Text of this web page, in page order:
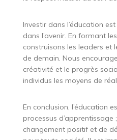
Investir dans l’éducation
dans l’avenir. En formant
construisons les leaders et
de demain. Nous
créativité et le progrès
individus les moyens de
En conclusion, l’éducation
processus d’apprentissage
changement positif et de